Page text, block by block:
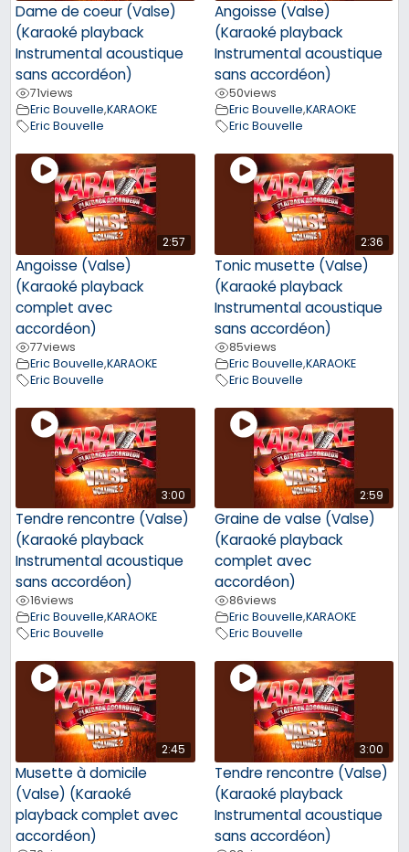
Dame de coeur (Valse)
(Karaoké playback
Instrumental acoustique
sans accordéon)
71views
Eric Bouvelle,KARAOKE
Eric Bouvelle
Angoisse (Valse)
(Karaoké playback
Instrumental acoustique
sans accordéon)
50views
Eric Bouvelle,KARAOKE
Eric Bouvelle
2:57
Angoisse (Valse)
(Karaoké playback
complet avec
accordéon)
77views
Eric Bouvelle,KARAOKE
Eric Bouvelle
2:36
Tonic musette (Valse)
(Karaoké playback
Instrumental acoustique
sans accordéon)
85views
Eric Bouvelle,KARAOKE
Eric Bouvelle
3:00
Tendre rencontre (Valse)
(Karaoké playback
Instrumental acoustique
sans accordéon)
16views
Eric Bouvelle,KARAOKE
Eric Bouvelle
2:59
Graine de valse (Valse)
(Karaoké playback
complet avec
accordéon)
86views
Eric Bouvelle,KARAOKE
Eric Bouvelle
2:45
Musette à domicile
(Valse) (Karaoké
playback complet avec
accordéon)
3:00
Tendre rencontre (Valse)
(Karaoké playback
Instrumental acoustique
sans accordéon)